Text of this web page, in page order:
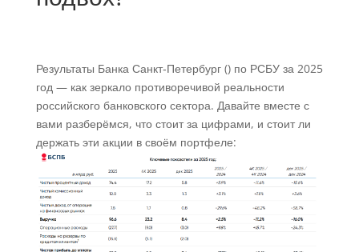
Результаты Банка Санкт‑Петербург () по РСБУ за 2025
год — как зеркало противоречивой реальности
российского банковского сектора. Давайте вместе с
вами разберёмся, что стоит за цифрами, и стоит ли
держать эти акции в своём портфеле: